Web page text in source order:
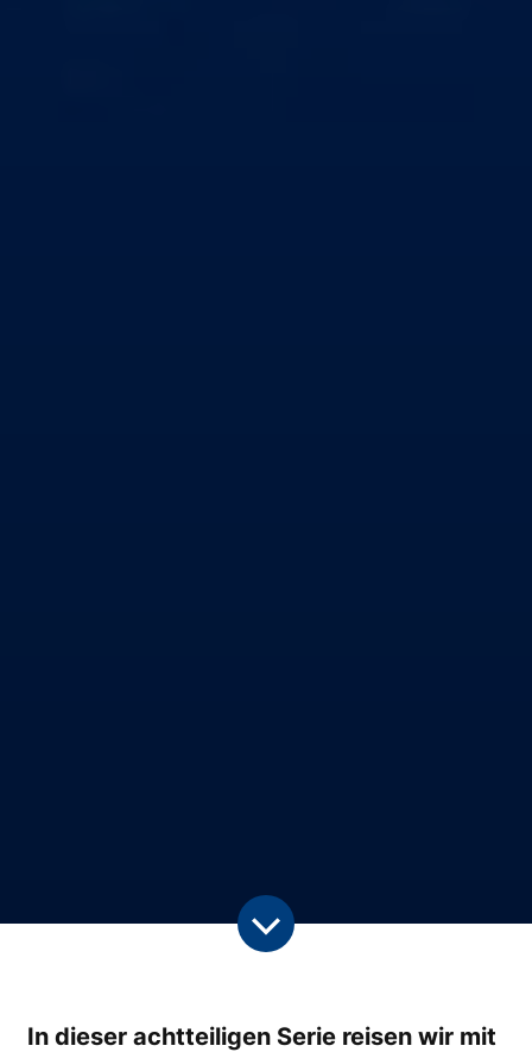
In dieser achtteiligen Serie reisen wir mit